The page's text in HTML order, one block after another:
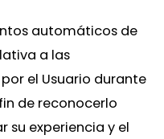
automáticos de
a las
el Usuario durante
de reconocerlo
su experiencia y el